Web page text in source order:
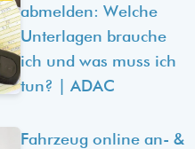
abmelden: Welche
Unterlagen brauche
ich und was muss ich
tun? | ADAC
Fahrzeug online an- &